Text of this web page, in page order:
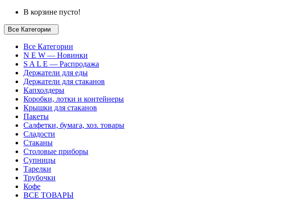
В корзине пусто!
Все Категории
Все Категории
N E W — Новинки
S A L E — Распродажа
Держатели для еды
Держатели для стаканов
Капхолдеры
Коробки, лотки и контейнеры
Крышки для стаканов
Пакеты
Салфетки, бумага, хоз. товары
Сладости
Стаканы
Столовые приборы
Супницы
Тарелки
Трубочки
Кофе
ВСЕ ТОВАРЫ